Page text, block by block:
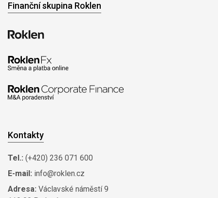
Finanční skupina Roklen
Kontakty
Tel.: (+420) 236 071 600
E-mail: info@roklen.cz
Adresa: Václavské náměstí 9